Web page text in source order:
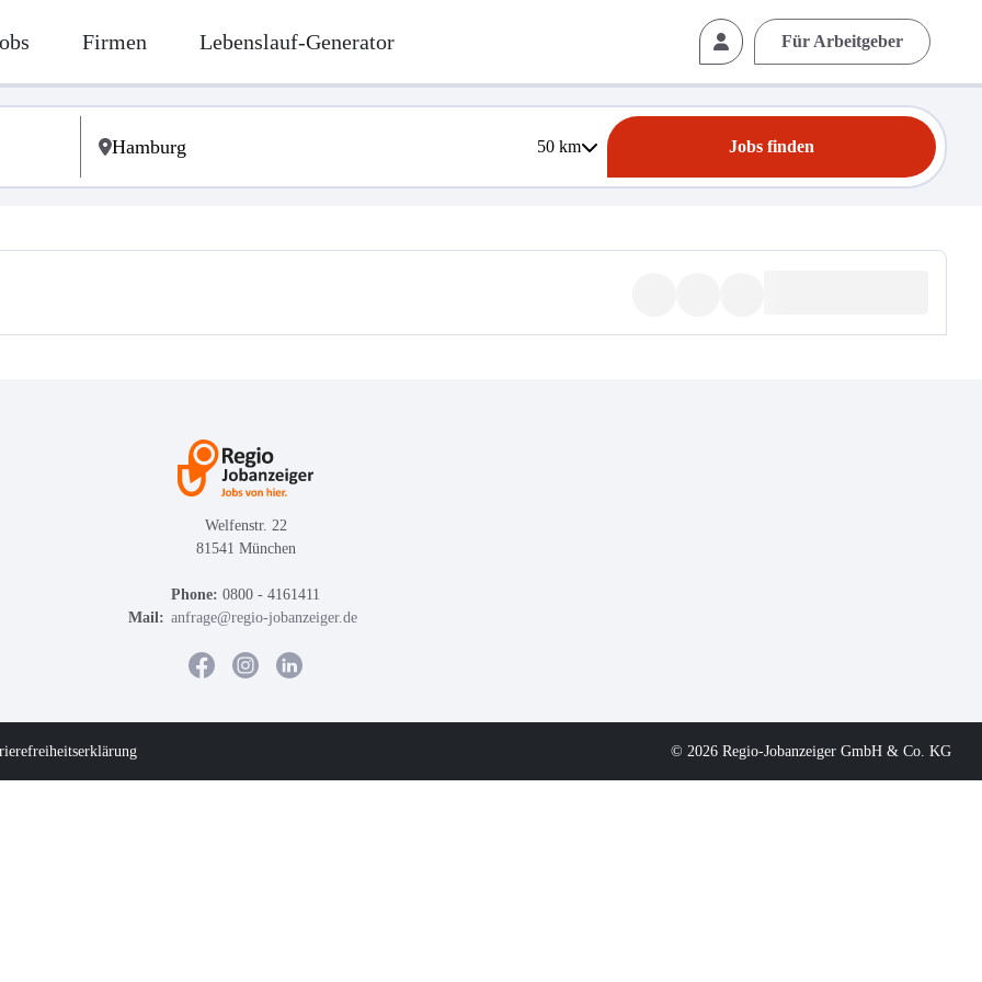
Firmen Lebenslauf-Generator Für Arbeitgeber
50km Jobs finden
Welfenstr. 22
81541 München
Phone: 0800 - 4161411
Mail: anfrage@regio-jobanzeiger.de
© 2026 Regio-Jobanzeiger GmbH & Co. KG